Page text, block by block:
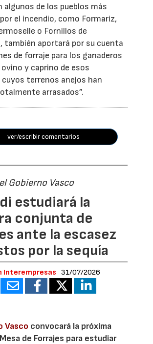
algunos de los pueblos más
el incendio, como Formariz,
o Fornillos de
también aportará por su cuenta
de forraje para los ganaderos
y caprino de esos
terrenos anejos han
arrasados”.
ver/escribir comentarios
Gobierno Vasco
estudiará la
conjunta de
ante la escasez
por la sequía
Interempresas 31/07/2026
Vasco convocará la próxima
de Forrajes para estudiar